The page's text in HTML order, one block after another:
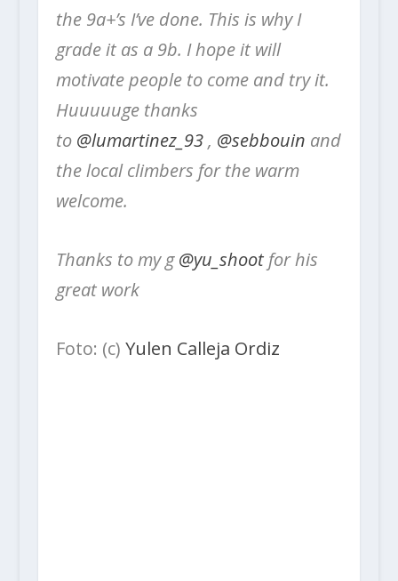
the 9a+’s I’ve done. This is why I
grade it as a 9b. I hope it will
motivate people to come and try it.
Huuuuuge thanks
to @lumartinez_93, @sebbouin and
the local climbers for the warm
welcome.
Thanks to my g@yu_shootfor his
great work
Foto: (c) Yulen Calleja Ordiz